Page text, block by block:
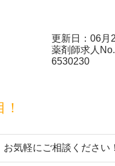
更新日：06月
薬剤師求人
6530230
気軽にご相談ください！